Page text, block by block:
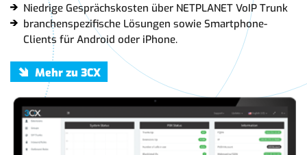
Niedrige Gesprächskosten über NETPLANET VoIP Trunk
branchenspezifische Lösungen sowie Smartphone-
Clients für Android oder iPhone.
Mehr zu 3CX